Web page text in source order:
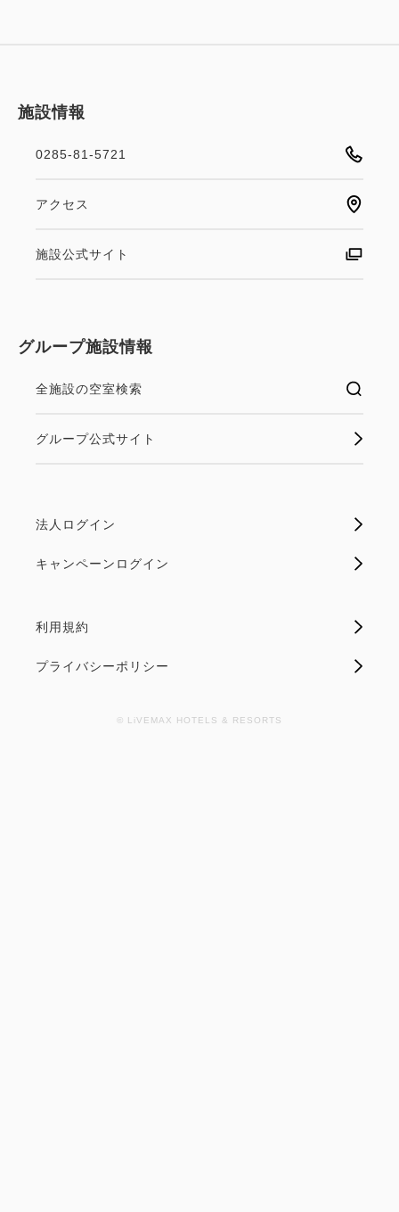
施設情報
0285-81-5721
アクセス
施設公式サイト
グループ施設情報
全施設の空室検索
グループ公式サイト
法人ログイン
キャンペーンログイン
利用規約
プライバシーポリシー
© LiVEMAX HOTELS & RESORTS